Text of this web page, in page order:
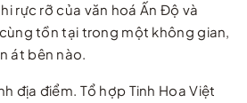
rực rỡ của văn hoá Ấn Độ và
tồn tại trong một không gian,
át bên nào.
địa điểm. Tổ hợp Tinh Hoa Việt